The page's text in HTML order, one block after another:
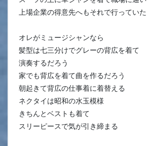
上場企業の得意先へもそれで行っていた
オレがミュージシャンなら
髪型は七三分けでグレーの背広を着て
演奏するだろう
家でも背広を着て曲を作るだろう
朝起きて背広の仕事着に着替える
ネクタイは昭和の水玉模様
きちんとベストも着て
スリーピースで気が引き締まる